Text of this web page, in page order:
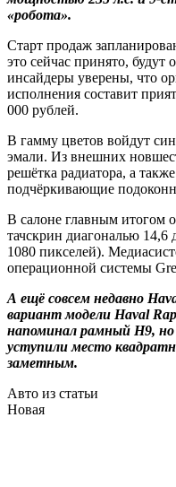
«робота».
Старт продаж
это сейчас принято,
инсайдеры уверены, что
исполнения составит
000 рублей.
В гамму цветов войдут
эмали. Из внешних
решётка радиатора, а
подчёркивающие
В салоне главным итогом
тачскрин диагональю
1080 пикселей).
операционной системы
А ещё совсем недавно
вариант модели Haval
напоминал рамный H9, но
уступили место
заметным.
Авто из статьи
Новая